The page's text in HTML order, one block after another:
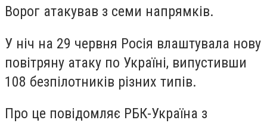
Ворог атакував з семи напрямків.
У ніч на 29 червня Росія влаштувала нову
повітряну атаку по Україні, випустивши
108 безпілотників різних типів.
Про це повідомляє РБК-Україна з